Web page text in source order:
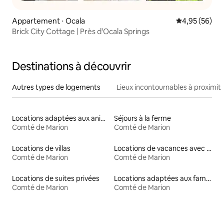
Appartement ⋅ Ocala Évaluation
4,95 (56)
Brick City Cottage | Près d’Ocala Springs
Destinations à découvrir
Autres types de logements Lieux incontournables à
Locations adaptées aux animaux
Comté de Marion
Séjours à la ferme
Comté de Marion
Locations de villas
Comté de Marion
Locations de vacances avec piscine
Comté de Marion
Locations de suites privées
Comté de Marion
Locations adaptées aux familles
Comté de Marion